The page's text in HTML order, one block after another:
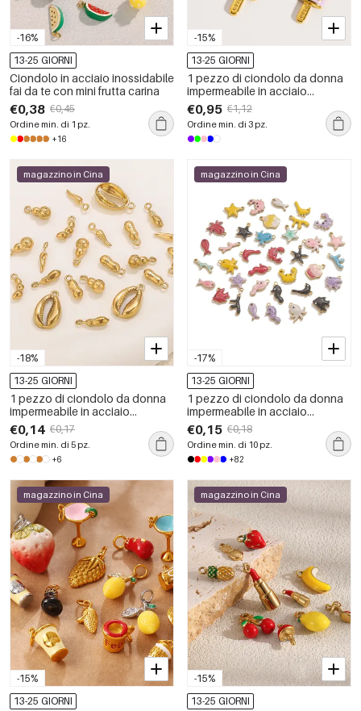
-16%
13-25 GIORNI
Ciondolo in acciaio inossidabile
fai da te con mini frutta carina
€0,38 €0,45
Ordine min. di 1 pz.
+16
-15%
13-25 GIORNI
1 pezzo di ciondolo da donna
impermeabile in acciaio
inossidabile fai da te a forma di
gelato
€0,95 €1,12
Ordine min. di 3 pz.
-18%
magazzino in Cina
13-25 GIORNI
1 pezzo di ciondolo da donna
impermeabile in acciaio
inossidabile con conchiglia fai
da te
€0,14 €0,17
Ordine min. di 5 pz.
+6
-17%
magazzino in Cina
13-25 GIORNI
1 pezzo di ciondolo da donna
impermeabile in acciaio
inossidabile con organismo
marino fai da te
€0,15 €0,18
Ordine min. di 10 pz.
+82
-15%
magazzino in Cina
13-25 GIORNI
-15%
magazzino in Cina
13-25 GIORNI